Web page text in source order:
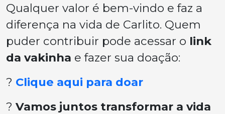
Qualquer valor é bem-vindo e faz a
diferença na vida de Carlito. Quem
puder contribuir pode acessar o link
da vakinha e fazer sua doação:
? Clique aqui para doar
? Vamos juntos transformar a vida